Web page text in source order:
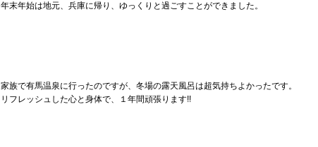
年末年始は地元、兵庫に帰り、ゆっくりと過ごすことができました。
家族で有馬温泉に行ったのですが、冬場の露天風呂は超気持ちよかったです。
リフレッシュした心と身体で、１年間頑張ります!!